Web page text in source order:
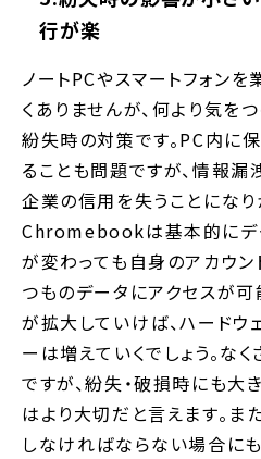
行が楽
ノートPCやスマートフォン
くありませんが、何より気を
紛失時の対策です。PC内に
ることも問題ですが、情報漏
企業の信用を失うことになり
Chromebookは基本的にデ
が変わっても自身のアカウン
つものデータにアクセスが可
が拡大していけば、ハードウ
ーは増えていくでしょう。な
ですが、紛失・破損時にも
はより大切だと言えます。ま
しなければならない場合に